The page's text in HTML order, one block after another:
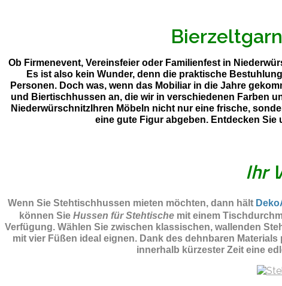
Ob Firmenevent, Vereinsfeier oder Familienfest in
Es ist also kein Wunder, denn die praktische
Personen. Doch was, wenn das Mobiliar in die Jahre
und Biertischhussen an, die wir in verschiedenen Farben
NiederwürschnitzIhren Möbeln nicht nur eine frische,
eine gute Figur abgeben. Entdecken Sie
Ihr
Wenn Sie Stehtischhussen mieten möchten, dann hält
können Sie Hussen für Stehtischemit einem
Verfügung. Wählen Sie zwischen klassischen, wallenden
mit vier Füßen ideal eignen. Dank des dehnbaren
innerhalb kürzester Zeit eine